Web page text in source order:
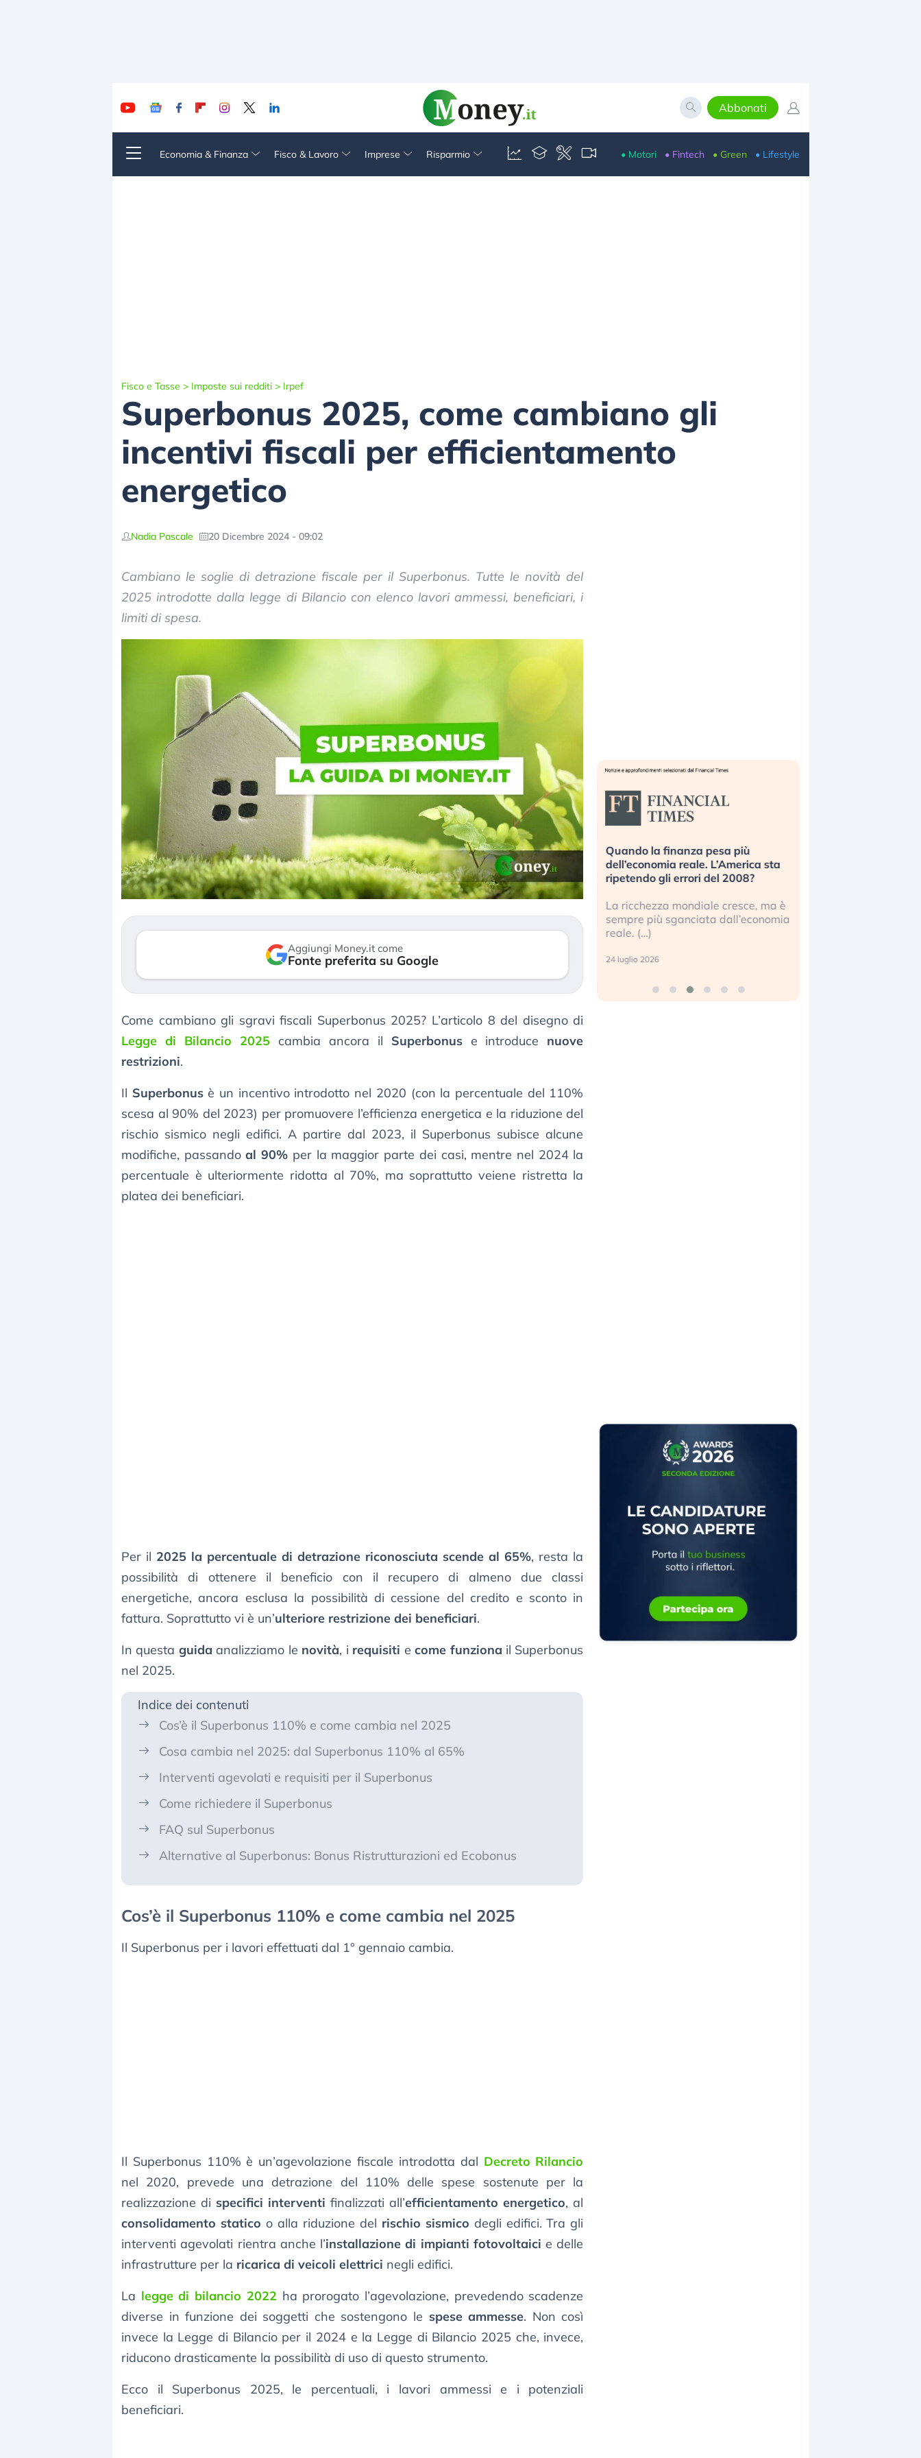
Abbonati
Economia & Finanza Fisco & Lavoro Imprese Risparmio • Motori • Fintech • Green • Lifestyle
Fisco e Tasse > Imposte sui redditi > Irpef
Superbonus 2025, come cambiano gli
incentivi fiscali per efficientamento
energetico
Nadia Pascale 20 Dicembre 2024 - 09:02
Cambiano le soglie di detrazione fiscale per il Superbonus. Tutte le novità del
2025 introdotte dalla legge di Bilancio con elenco lavori ammessi, beneficiari, i
limiti di spesa.
Aggiungi Money.it come
Fonte preferita su Google
Come cambiano gli sgravi fiscali Superbonus 2025? L’articolo 8 del disegno di
Legge di Bilancio 2025cambia ancora il Superbonuse introduce nuove
restrizioni.
Il Superbonusè un incentivo introdotto nel 2020 (con la percentuale del 110%
scesa al 90% del 2023) per promuovere l’efficienza energetica e la riduzione del
rischio sismico negli edifici. A partire dal 2023, il Superbonus subisce alcune
modifiche, passandoal 90% per la maggior parte dei casi, mentre nel 2024 la
percentuale è ulteriormente ridotta al 70%, ma soprattutto veiene ristretta la
platea dei beneficiari.
Per il 2025 la percentuale di detrazione riconosciuta scende al 65%, resta la
possibilità di ottenere il beneficio con il recupero di almeno due classi
energetiche, ancora esclusa la possibilità di cessione del credito e sconto in
fattura. Soprattutto vi è un’ulteriore restrizione dei beneficiari.
In questa guida analizziamo le novità, i requisiti ecome funziona il Superbonus
nel 2025.
Indice dei contenuti
Cos’è il Superbonus 110% e come cambia nel 2025
Cosa cambia nel 2025: dal Superbonus 110% al 65%
Interventi agevolati e requisiti per il Superbonus
Come richiedere il Superbonus
FAQ sul Superbonus
Alternative al Superbonus: Bonus Ristrutturazioni ed Ecobonus
Cos’è il Superbonus 110% e come cambia nel 2025
Il Superbonus per i lavori effettuati dal 1° gennaio cambia.
Il Superbonus 110% è un’agevolazione fiscale introdotta dal Decreto Rilancio
nel 2020, prevede una detrazione del 110% delle spese sostenute per la
realizzazione di specifici interventifinalizzati all’efficientamento energetico, al
consolidamento statico o alla riduzione del rischio sismico degli edifici. Tra gli
interventi agevolati rientra anche l’installazione di impianti fotovoltaici e delle
infrastrutture per la ricarica di veicoli elettrici negli edifici.
La legge di bilancio 2022 ha prorogato l’agevolazione, prevedendo scadenze
diverse in funzione dei soggetti che sostengono le spese ammesse. Non così
invece la Legge di Bilancio per il 2024 e la Legge di Bilancio 2025 che, invece,
riducono drasticamente la possibilità di uso di questo strumento.
Ecco il Superbonus 2025, le percentuali, i lavori ammessi e i potenziali
beneficiari.
Dalle valutazioni estreme alla
correzione. Cosa sta guidando il
repricing degli asset?
mostrando segni di stanchezza
verso le (…)
«La mia vita è rovinata». Investitori
in preda al panico dopo lo scoppio
della bolla AI
Kospi, mentre gli investitori retail (…)
30 luglio 2026
Quando la finanza pesa più
dell’economia reale. L’America sta
ripetendo gli errori del 2008?
La ricchezza mondiale cresce, ma è
sempre più sganciata dall’economia
reale. (…)
24 luglio 2026